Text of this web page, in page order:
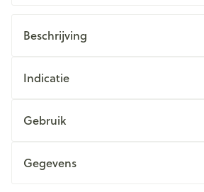
Beschrijving
Indicatie
Gebruik
Gegevens